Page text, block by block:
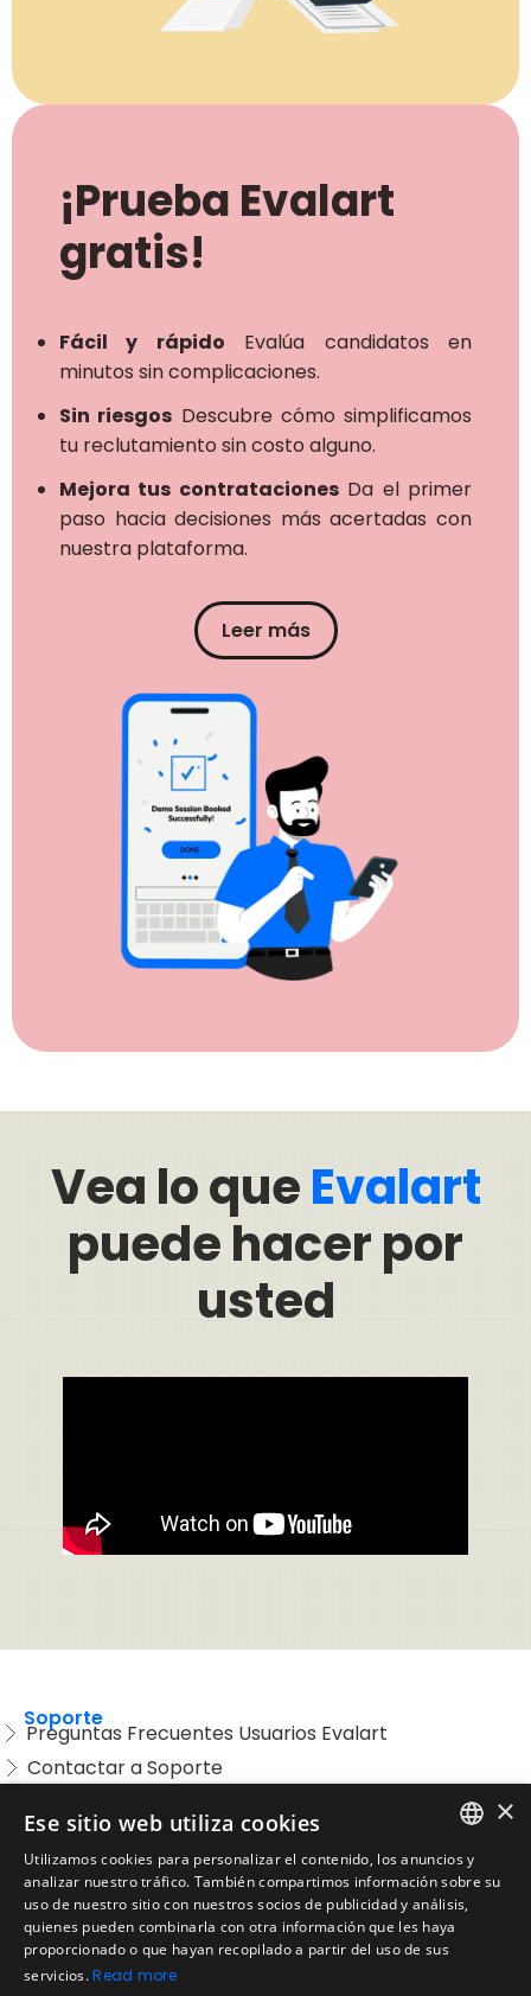
¡Prueba Evalart
gratis!
Fácil y rápido Evalúa candidatos en
minutos sin complicaciones.
Sin riesgos Descubre cómo simplificamos
tu reclutamiento sin costo alguno.
Mejora tus contratacionesDa el primer
paso hacia decisiones más acertadas con
nuestra plataforma.
Leer más
Vea lo queEvalart
puede hacer por
usted
Soporte
Preguntas Frecuentes Usuarios Evalart
Contactar a Soporte
Legal
Condiciones de Servicio
Aviso de privacidad
Política de cookies
Política de devoluciones
ENGLISH
SPANISH
×
Ese sitio web utiliza cookies
Utilizamos cookies para personalizar el contenido, los anuncios y
analizar nuestro tráfico. También compartimos información sobre su
uso de nuestro sitio con nuestros socios de publicidad y análisis,
quienes pueden combinarla con otra información que les haya
proporcionado o que hayan recopilado a partir del uso de sus
servicios.Read more